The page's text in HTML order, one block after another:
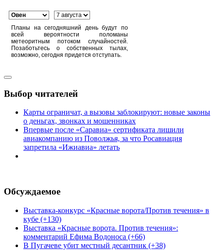
Планы на сегодняшний день будут по
всей вероятности поломаны
метеоритным потоком случайностей.
Позаботьтесь о собственных тылах,
возможно, сегодня придется отступать.
Выбор читателей
Карты ограничат, а вызовы заблокируют: новые законы
о деньгах, звонках и мошенниках
Впервые после «Саравиа» сертификата лишили
авиакомпанию из Поволжья, за что Росавиация
запретила «Ижиавиа» летать
Обсуждаемое
Выставка-конкурс «Красные ворота/Против течения» в
кубе (+130)
Выставка «Красные ворота. Против течения»:
комментарий Ефима Водоноса (+66)
В Пугачеве убит местный десантник (+38)